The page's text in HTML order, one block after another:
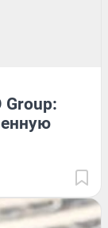
Group: